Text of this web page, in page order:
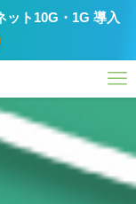
ト10G・1G 導入